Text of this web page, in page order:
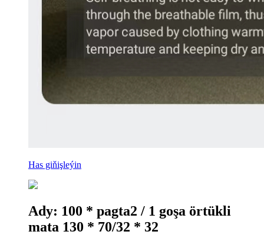
Has giňişleýin
Ady: 100 * pagta2 / 1 goşa örtükli
mata 130 * 70/32 * 32